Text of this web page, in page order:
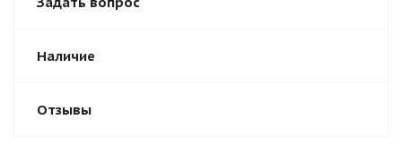
Наличие
Отзывы